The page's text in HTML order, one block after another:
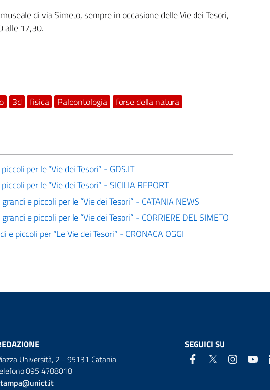
di via Simeto, sempre in occasione delle Vie dei Tesori,
alle 17,30.
3d fisica Paleontologia forse della natura
per le “Vie dei Tesori” - GDS.IT
per le “Vie dei Tesori” - SICILIA REPORT
e piccoli per le “Vie dei Tesori” - CATANIA NEWS
e piccoli per le “Vie dei Tesori” - CORRIERE DEL SIMETO
piccoli per “Le Vie dei Tesori” - CRONACA OGGI
Università, 2 - 95131 Catania
095 4788018
SEGUICI SU